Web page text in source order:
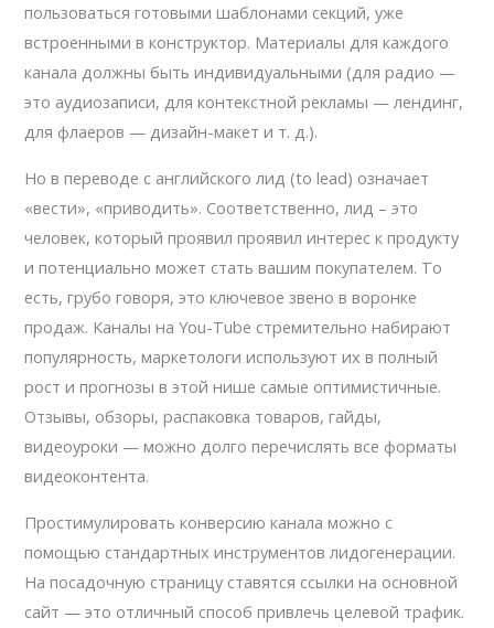
пользоваться готовыми шаблонами секций, уже
встроенными в конструктор. Материалы для каждого
канала должны быть индивидуальными (для радио —
это аудиозаписи, для контекстной рекламы — лендинг,
для флаеров — дизайн-макет и т. д.).
Но в переводе с английского лид (to lead) означает
«вести», «приводить». Соответственно, лид – это
человек, который проявил проявил интерес к продукту
и потенциально может стать вашим покупателем. То
есть, грубо говоря, это ключевое звено в воронке
продаж. Каналы на You-Tube стремительно набирают
популярность, маркетологи используют их в полный
рост и прогнозы в этой нише самые оптимистичные.
Отзывы, обзоры, распаковка товаров, гайды,
видеоуроки — можно долго перечислять все форматы
видеоконтента.
Простимулировать конверсию канала можно с
помощью стандартных инструментов лидогенерации.
На посадочную страницу ставятся ссылки на основной
сайт — это отличный способ привлечь целевой трафик.